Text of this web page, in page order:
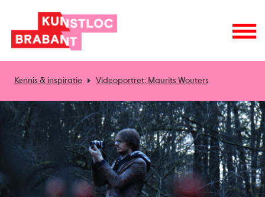
Kennis & inspiratie Videoportret: Maurits Wouters